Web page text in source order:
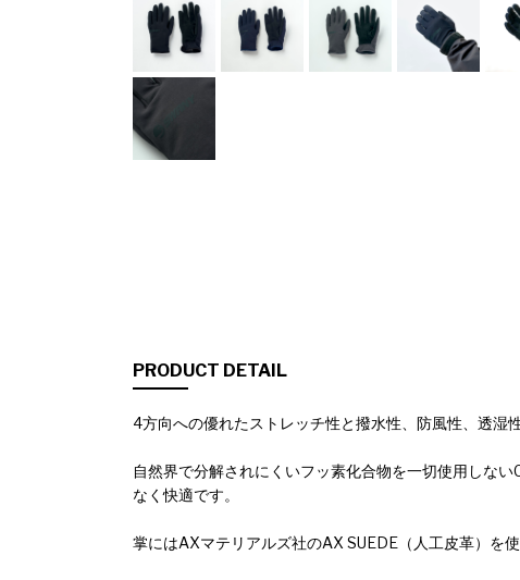
PRODUCT DETAIL
4方向への優れたストレッチ性と撥水性、防風性、透湿
自然界で分解されにくいフッ素化合物を一切使用しな
なく快適です。
掌にはAXマテリアルズ社のAX SUEDE（人工皮革）を使